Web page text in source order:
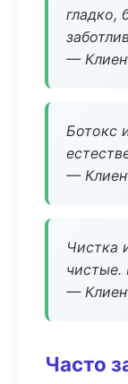
гладко,
—
Ботокс
—
Чистка
чистые.
—
Часто